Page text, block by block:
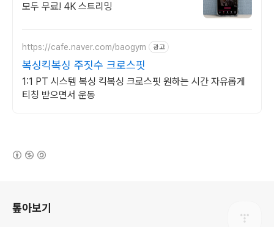
모두 무료! 4K 스트리밍
https://cafe.naver.com/baogym 광고
복싱킥복싱 주짓수 크로스핏
1:1 PT 시스템 복싱 킥복싱 크로스핏 원하는 시간 자유롭게
티칭 받으면서 운동
톺아보기